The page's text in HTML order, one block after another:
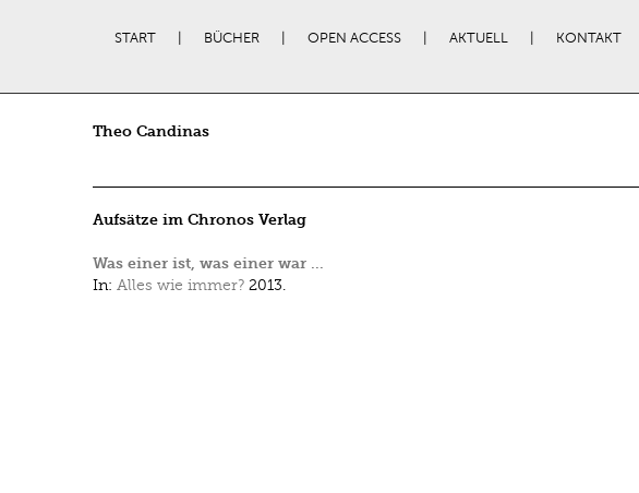
START BÜCHER OPEN ACCESS AKTUELL KONTAKT
Theo Candinas
Aufsätze im Chronos Verlag
Was einer ist, was einer war …
In: Alles wie immer? 2013.